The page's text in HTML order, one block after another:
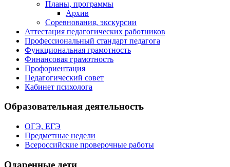
Планы, программы
Архив
Соревнования, экскурсии
Аттестация педагогических работников
Профессиональный стандарт педагога
Функциональная грамотность
Финансовая грамотность
Профориентация
Педагогический совет
Кабинет психолога
Образовательная деятельность
ОГЭ, ЕГЭ
Предметные недели
Всероссийские проверочные работы
Одаренные дети